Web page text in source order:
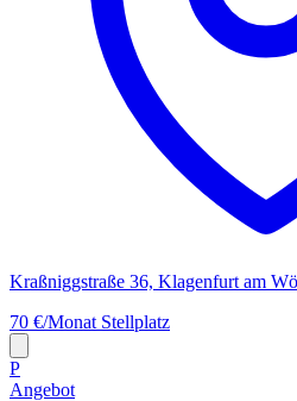
Kraßniggstraße 36, Klagenfurt am
70 €/Monat Stellplatz
P
Angebot